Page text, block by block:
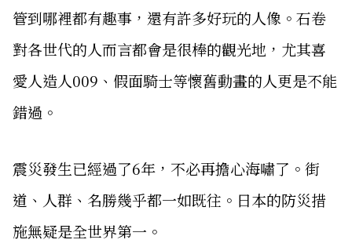
管到哪裡都有趣事，還有許多好玩的人像。石卷
對各世代的人而言都會是很棒的觀光地，尤其喜
愛人造人009、假面騎士等懷舊動畫的人更是不能
錯過。
震災發生已經過了6年，不必再擔心海嘯了。街
道、人群、名勝幾乎都一如既往。日本的防災措
施無疑是全世界第一。